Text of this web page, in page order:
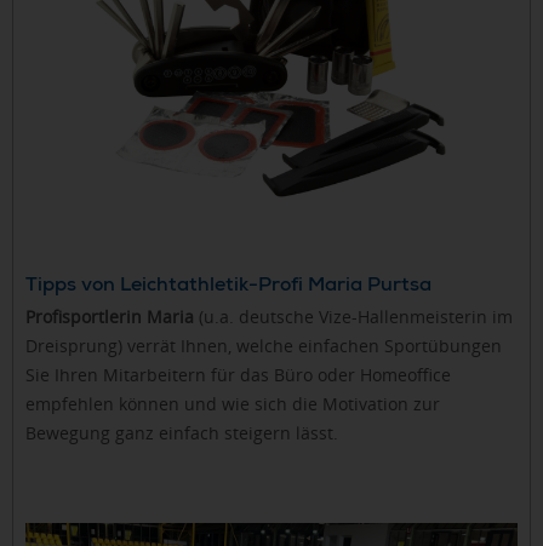
Tipps von Leichtathletik-Profi Maria Purtsa
Profisportlerin Maria (u.a. deutsche Vize-Hallenmeisterin im
Dreisprung) verrät Ihnen, welche einfachen Sportübungen
Sie Ihren Mitarbeitern für das Büro oder Homeoffice
empfehlen können und wie sich die Motivation zur
Bewegung ganz einfach steigern lässt.